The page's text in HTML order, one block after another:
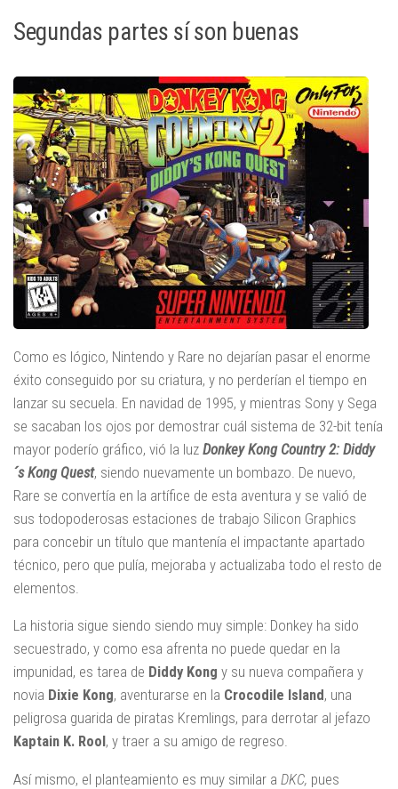
Segundas partes sí son buenas
Como es lógico, Nintendo y Rare no dejarían pasar el enorme
éxito conseguido por su criatura, y no perderían el tiempo en
lanzar su secuela. En navidad de 1995, y mientras Sony y Sega
se sacaban los ojos por demostrar cuál sistema de 32-bit tenía
mayor poderío gráfico, vió la luz Donkey Kong Country 2: Diddy
´s Kong Quest, siendo nuevamente un bombazo. De nuevo,
Rare se convertía en la artífice de esta aventura y se valió de
sus todopoderosas estaciones de trabajo Silicon Graphics
para concebir un título que mantenía el impactante apartado
técnico, pero que pulía, mejoraba y actualizaba todo el resto de
elementos.
La historia sigue siendo siendo muy simple: Donkey ha sido
secuestrado, y como esa afrenta no puede quedar en la
impunidad, es tarea de Diddy Kong y su nueva compañera y
novia Dixie Kong, aventurarse en la Crocodile Island, una
peligrosa guarida de piratas Kremlings, para derrotar al jefazo
Kaptain K. Rool, y traer a su amigo de regreso.
Así mismo, el planteamiento es muy similar a DKC, pues